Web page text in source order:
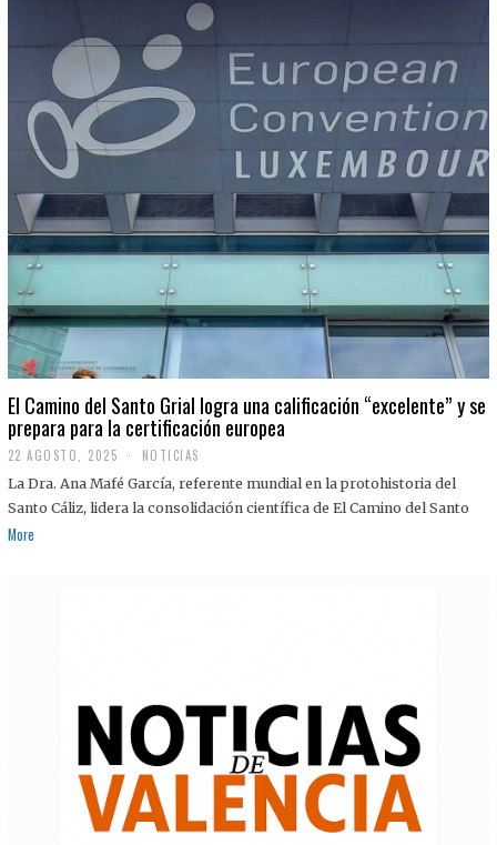
El Camino del Santo Grial logra una calificación “excelente” y se
prepara para la certificación europea
22 AGOSTO, 2025
2
A
G
NOTICIAS
La Dra. Ana Mafé García, referente mundial en la protohistoria del
Santo Cáliz, lidera la consolidación científica de El Camino del Santo
More